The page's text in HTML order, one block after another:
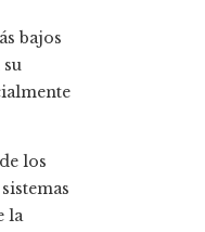
bajos
los
la